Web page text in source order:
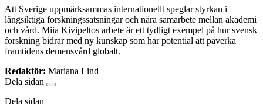
Att Sverige uppmärksammas internationellt speglar styrkan i
långsiktiga forskningssatsningar och nära samarbete mellan akademi
och vård. Miia Kivipeltos arbete är ett tydligt exempel på hur svensk
forskning bidrar med ny kunskap som har potential att påverka
framtidens demensvård globalt.
Redaktör: Mariana Lind
Dela sidan
Dela sidan